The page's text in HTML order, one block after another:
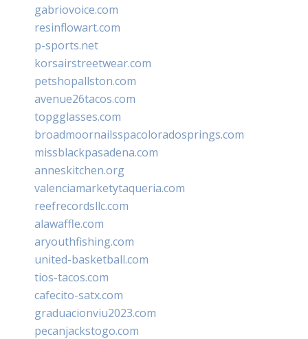
gabriovoice.com
resinflowart.com
p-sports.net
korsairstreetwear.com
petshopallston.com
avenue26tacos.com
topgglasses.com
broadmoornailsspacoloradosprings.com
missblackpasadena.com
anneskitchen.org
valenciamarketytaqueria.com
reefrecordsllc.com
alawaffle.com
aryouthfishing.com
united-basketball.com
tios-tacos.com
cafecito-satx.com
graduacionviu2023.com
pecanjackstogo.com